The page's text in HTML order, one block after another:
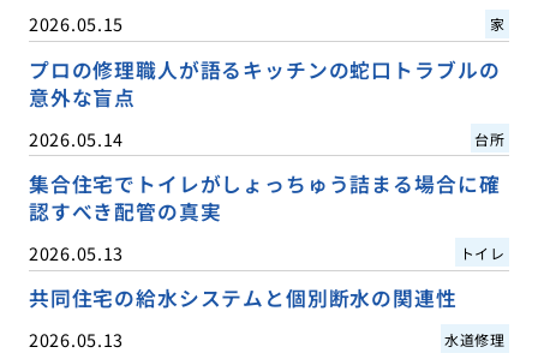
2026.05.15 家
プロの修理職人が語るキッチンの蛇口トラブルの
意外な盲点
2026.05.14 台所
集合住宅でトイレがしょっちゅう詰まる場合に確
認すべき配管の真実
2026.05.13 トイレ
共同住宅の給水システムと個別断水の関連性
2026.05.13 水道修理